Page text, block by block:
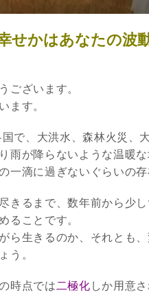
せかはあなたの波
ございます。
ます。
で、大洪水、森林火災、
雨が降らないような温暖
一滴に過ぎないぐらいの存
きるまで、数年前から少
ることです。
ら生きるのか、それとも
う。
時点では 二極化 しか用意